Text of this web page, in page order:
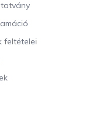
feltételei